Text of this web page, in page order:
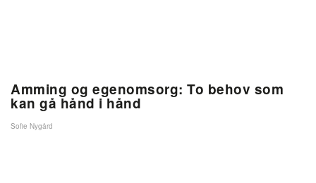
Amming og egenomsorg: To behov som
kan gå hånd i hånd
Sofie Nygård